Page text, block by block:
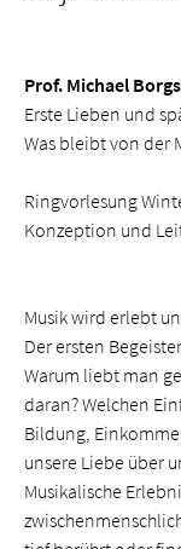
Prof. Michael
Erste Lieben und
Was bleibt von der
Ringvorlesung
Konzeption und
Musik wird erlebt
Der ersten
Warum liebt man
daran? Welchen
Bildung,
unsere Liebe über
Musikalische